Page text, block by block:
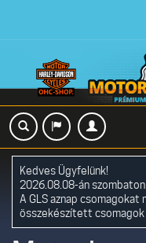
Kedves Ügyfelünk!
2026.08.08-án
A GLS aznap csomagokat
összekészített csomagok